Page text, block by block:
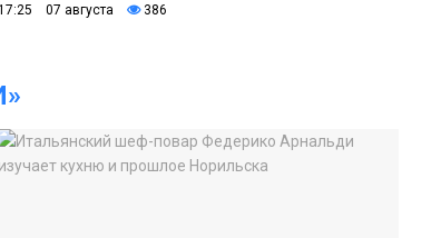
07 августа 386